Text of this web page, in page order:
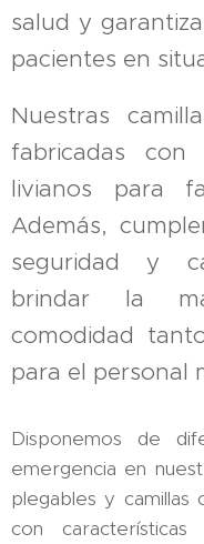
salud y
pacientes en
Nuestras
fabricadas con
livianos para
Además,
seguridad y
brindar la
comodidad
para el personal
Disponemos de
emergencia en
plegables y camillas
con